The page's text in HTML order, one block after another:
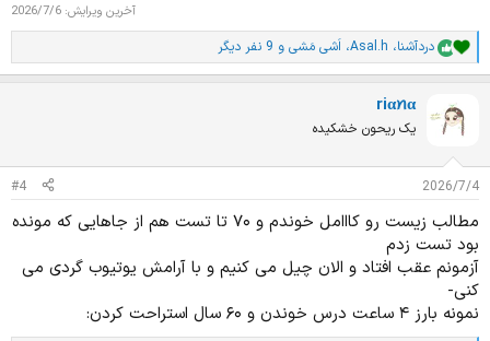
آخرین ویرایش: 2026/7/6
ا
م
ت
ت
:
دردآشنا، Asal.h، اَشی مَشی و 9 نفر دیگر
riαꪀα
یک ریحون خشکیده
2026/7/4
#4
مطالب زیست رو کااامل خوندم و ۷۰ تا تست هم از جاهایی که مونده
بود تست زدم
آزمونم عقب افتاد و الان چیل می کنیم و با آرامش یوتیوب گردی می
کنی-
نمونه بارز ۴ ساعت درس خوندن و ۶۰ سال استراحت کردن: